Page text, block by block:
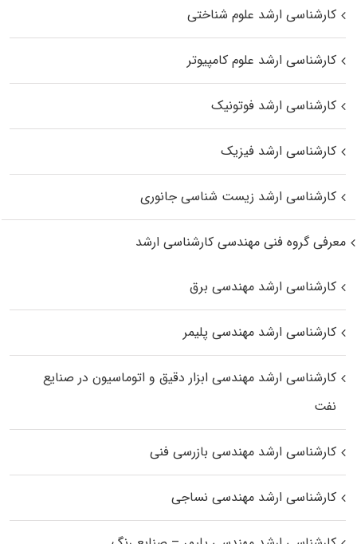
کارشناسی ارشد علوم شناختی
کارشناسی ارشد علوم کامپیوتر
کارشناسی ارشد فوتونیک
کارشناسی ارشد فیزیک
کارشناسی ارشد زیست‌ شناسی جانوری
معرفی گروه فنی مهندسی کارشناسی ارشد
کارشناسی ارشد مهندسی برق
کارشناسی ارشد مهندسی پلیمر
کارشناسی ارشد مهندسی ابزار دقیق و اتوماسیون در صنایع
نفت
کارشناسی ارشد مهندسی بازرسی فنی
کارشناسی ارشد مهندسی نساجی